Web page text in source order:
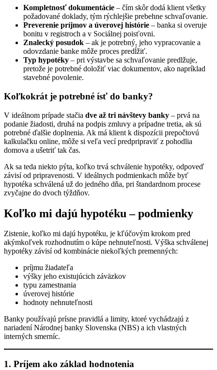
Kompletnosť dokumentácie – čím skôr dodá klient všetky
požadované doklady, tým rýchlejšie prebehne schvaľovanie.
Preverenie príjmov a úverovej histórie – banka si overuje
bonitu v registroch a v Sociálnej poisťovni.
Znalecký posudok – ak je potrebný, jeho vypracovanie a
odovzdanie banke môže proces predĺžiť.
Typ hypotéky – pri výstavbe sa schvaľovanie predlžuje,
pretože je potrebné doložiť viac dokumentov, ako napríklad
stavebné povolenie.
Koľkokrát je potrebné ísť do banky?
V ideálnom prípade stačia dve až tri návštevy banky – prvá na
podanie žiadosti, druhá na podpis zmluvy a prípadne tretia, ak sú
potrebné ďalšie doplnenia. Ak má klient k dispozícii prepočtovú
kalkulačku online, môže si veľa vecí predpripraviť z pohodlia
domova a ušetriť tak čas.
Ak sa teda niekto pýta, koľko trvá schválenie hypotéky, odpoveď
závisí od pripravenosti. V ideálnych podmienkach môže byť
hypotéka schválená už do jedného dňa, pri štandardnom procese
zvyčajne do dvoch týždňov.
Koľko mi dajú hypotéku – podmienky
Zistenie, koľko mi dajú hypotéku, je kľúčovým krokom pred
akýmkoľvek rozhodnutím o kúpe nehnuteľnosti. Výška schválenej
hypotéky závisí od kombinácie niekoľkých premenných:
príjmu žiadateľa
výšky jeho existujúcich záväzkov
typu zamestnania
úverovej histórie
hodnoty nehnuteľnosti
Banky používajú prísne pravidlá a limity, ktoré vychádzajú z
nariadení Národnej banky Slovenska (NBS) a ich vlastných
interných smerníc.
1. Príjem ako základ hodnotenia